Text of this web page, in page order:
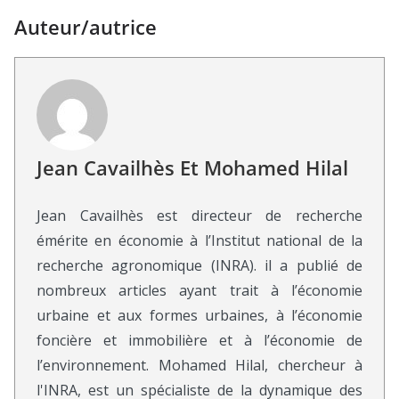
Auteur/autrice
Jean Cavailhès Et Mohamed Hilal
Jean Cavailhès est directeur de recherche
émérite en économie à l’Institut national de la
recherche agronomique (INRA). il a publié de
nombreux articles ayant trait à l’économie
urbaine et aux formes urbaines, à l’économie
foncière et immobilière et à l’économie de
l’environnement. Mohamed Hilal, chercheur à
l'INRA, est un spécialiste de la dynamique des